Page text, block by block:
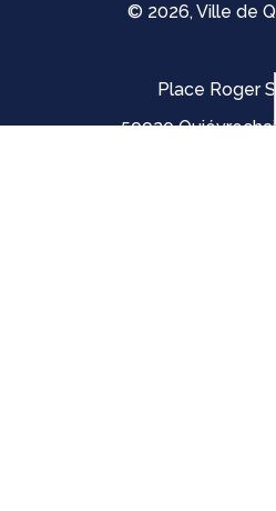
© 2026, Ville de
Place Roger
59920